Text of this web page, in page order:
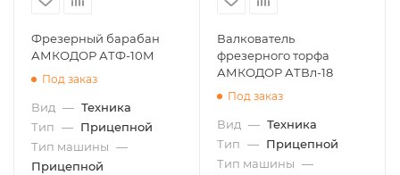
Фрезерный барабан
АМКОДОР АТФ-10М
Под заказ
Вид — Техника
Тип — Прицепной
Тип машины —
Прицепной
Валкователь
фрезерного торфа
АМКОДОР АТВл-18
Под заказ
Вид — Техника
Тип — Прицепной
Тип машины —